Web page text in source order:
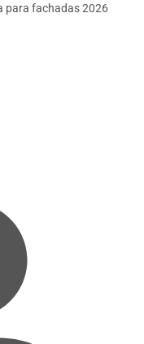
para fachadas 2026